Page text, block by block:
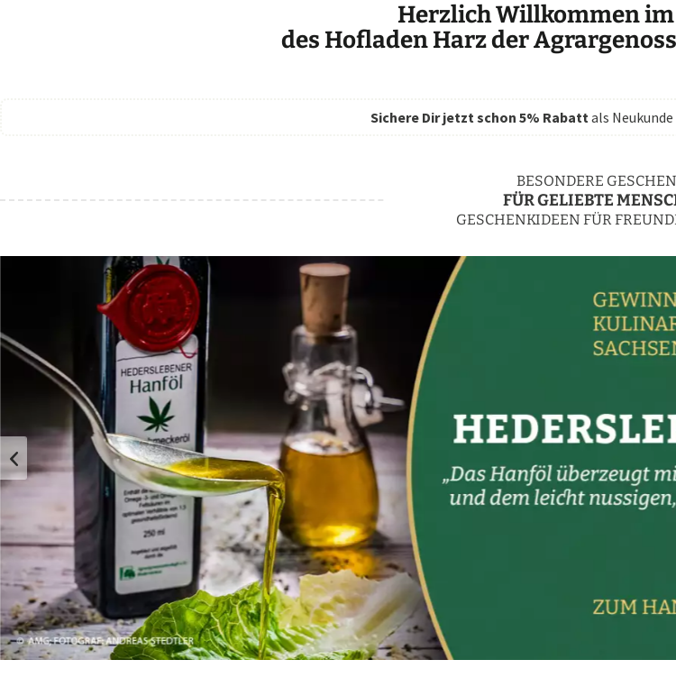
Herzlich Willkommen
des Hofladen Harz der
Sichere Dir jetzt schon 5% Rabattals
BESONDERE
FÜR GELIEBTE
GESCHENKIDEEN FÜR